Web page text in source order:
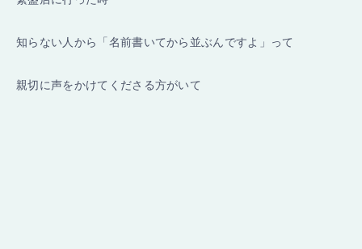
知らない人から「名前書いてから並ぶんですよ」って
親切に声をかけてくださる方がいて